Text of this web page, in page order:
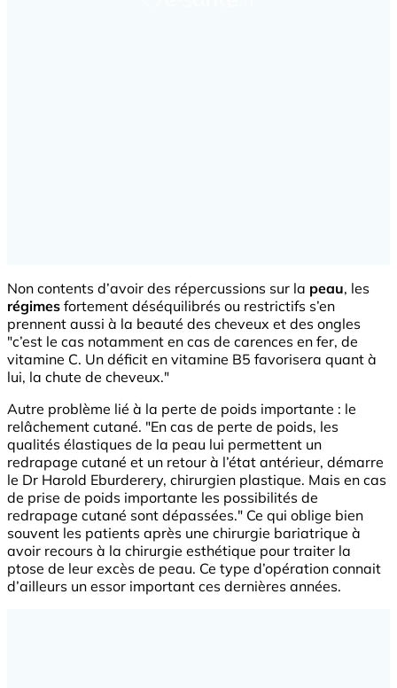
Non contents d’avoir des répercussions sur la peau, les
régimes fortement déséquilibrés ou restrictifs s’en
prennent aussi à la beauté des cheveux et des ongles
"c’est le cas notamment en cas de carences en fer, de
vitamine C. Un déficit en vitamine B5 favorisera quant à
lui, la chute de cheveux."
Autre problème lié à la perte de poids importante : le
relâchement cutané. "En cas de perte de poids, les
qualités élastiques de la peau lui permettent un
redrapage cutané et un retour à l’état antérieur, démarre
le Dr Harold Eburderery, chirurgien plastique. Mais en cas
de prise de poids importante les possibilités de
redrapage cutané sont dépassées." Ce qui oblige bien
souvent les patients après une chirurgie bariatrique à
avoir recours à la chirurgie esthétique pour traiter la
ptose de leur excès de peau. Ce type d’opération connait
d’ailleurs un essor important ces dernières années.